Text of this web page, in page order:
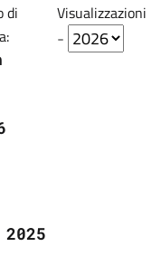
di
Visualizzazioni
-